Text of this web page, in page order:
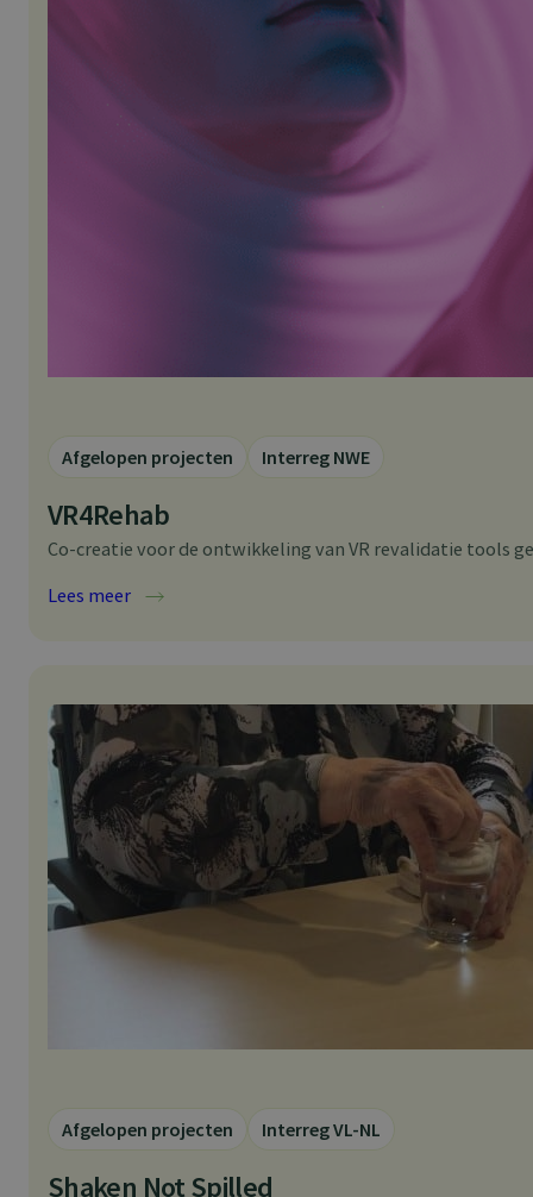
Afgelopen projecten Interreg NWE
VR4Rehab
Co-creatie voor de ontwikkeling van VR revalidatie tools
Lees meer:
Afgelopen projecten Interreg VL-NL
Shaken Not Spilled